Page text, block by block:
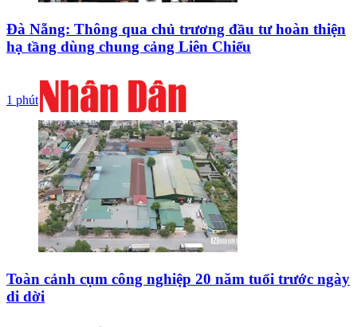
Đà Nẵng: Thông qua chủ trương đầu tư hoàn thiện
hạ tầng dùng chung cảng Liên Chiểu
1 phút
Toàn cảnh cụm công nghiệp 20 năm tuổi trước ngày
di dời